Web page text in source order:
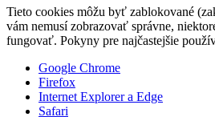
Tieto cookies môžu byť zablokované
vám nemusí zobrazovať správne,
fungovať. Pokyny pre najčastejšie
Google Chrome
Firefox
Internet Explorer a Edge
Safari